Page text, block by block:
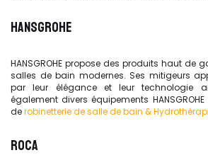
HANSGROHE
HANSGROHE propose des produits haut de
salles de bain modernes. Ses mitigeurs
par leur élégance et leur technologie
également divers équipements
derobinetterie de salle de bain &
ROCA